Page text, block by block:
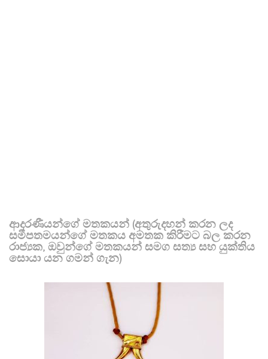
ආදරණීයන්ගේ මතකයන් (අතුරුදහන් කරන ලද
සමීපතමයන්ගේ මතකය අමතක කිරීමට බල කරන
රාජ්‍යක, ඔවුන්ගේ මතකයන් සමග සත්‍ය සහ යුක්තිය
සොයා යන ගමන් ගැන)